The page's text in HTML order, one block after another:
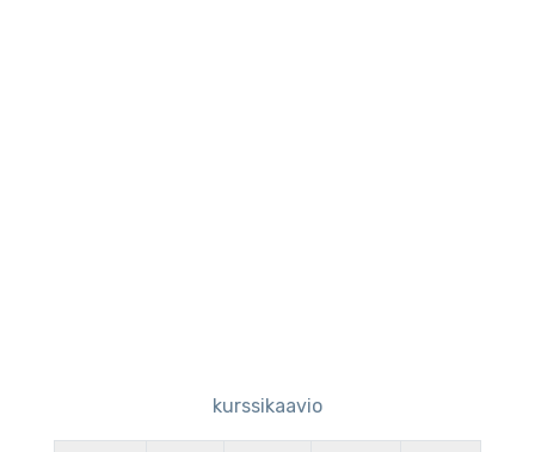
kurssikaavio